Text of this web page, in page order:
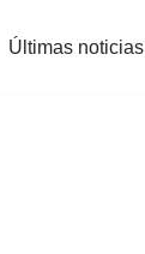
Últimas noticias